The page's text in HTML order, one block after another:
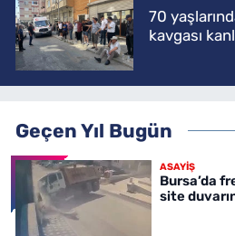
70
kavgası
Geçen Yıl Bugün
ASAYİŞ
Bursa’da
site